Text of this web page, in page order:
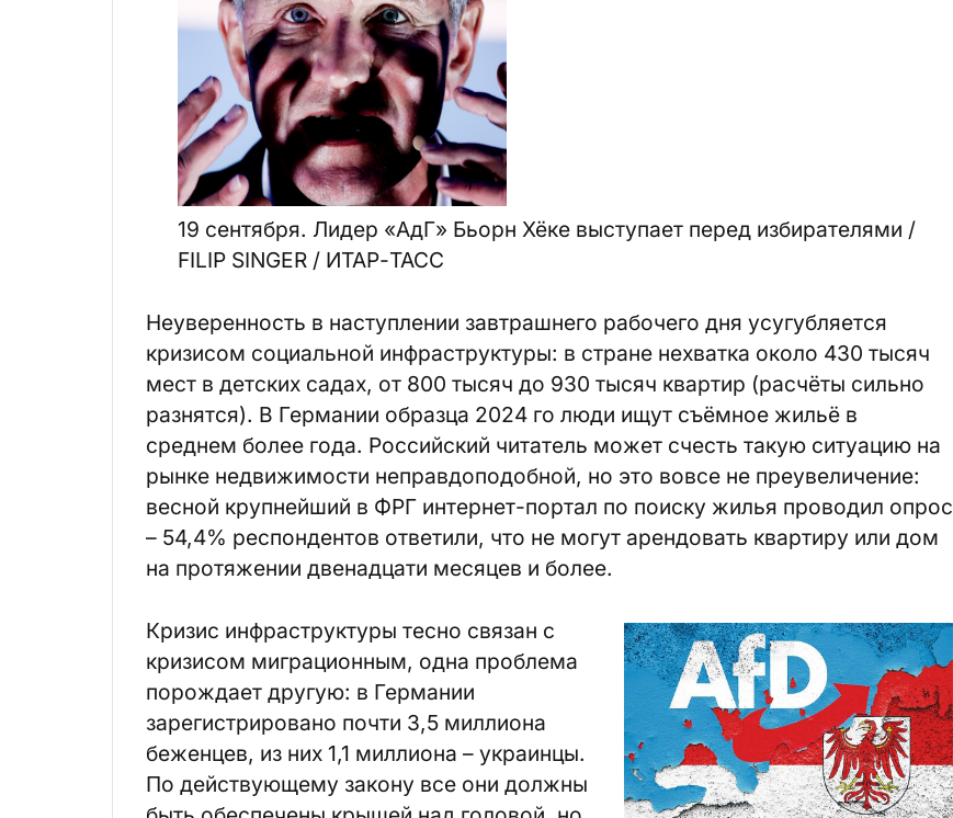
19 сентября. Лидер «АдГ» Бьорн Хёке выступает перед избирателями /
FILIP SINGER / ИТАР-ТАСС
Неуверенность в наступлении завтрашнего рабочего дня усугубляется
кризисом социальной инфраструктуры: в стране нехватка около 430 тысяч
мест в детских садах, от 800 тысяч до 930 тысяч квартир (расчёты сильно
разнятся). В Германии образца 2024 го люди ищут съёмное жильё в
среднем более года. Российский читатель может счесть такую ситуацию на
рынке недвижимости неправдоподобной, но это вовсе не преувеличение:
весной крупнейший в ФРГ интернет-портал по поиску жилья проводил опрос
– 54,4% респондентов ответили, что не могут арендовать квартиру или дом
на протяжении двенадцати месяцев и более.
Кризис инфраструктуры тесно связан с
кризисом миграционным, одна проблема
порождает другую: в Германии
зарегистрировано почти 3,5 миллиона
беженцев, из них 1,1 миллиона – украинцы.
По действующему закону все они должны